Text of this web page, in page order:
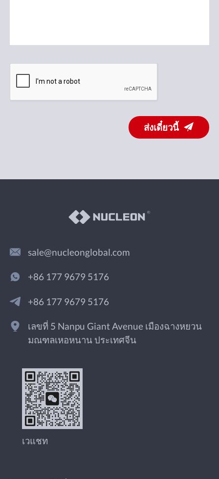
ส่งเดี๋ยวนี้
sale@nucleonglobal.com
+86 177 9679 5176
+86 177 9679 5176
เลขที่ 5 Nanpu Giant Avenue เมืองฉางหยวน
มณฑลเหอหนาน ประเทศจีน
เวแชท